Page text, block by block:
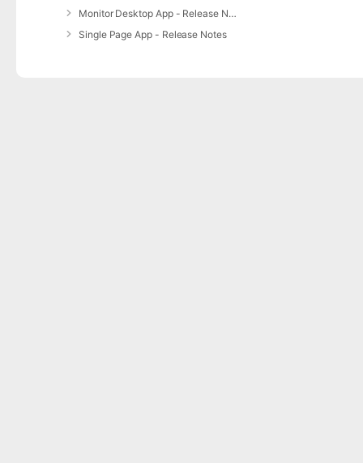
Monitor Desktop App - Release Notes
Single Page App - Release Notes